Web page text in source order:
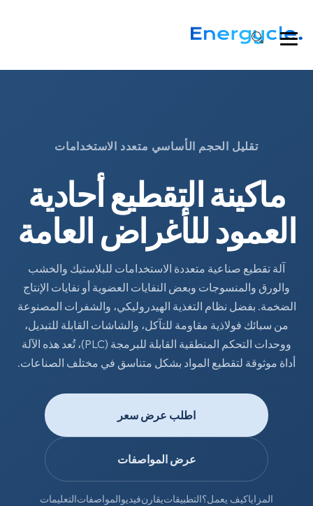
تقليل الحجم الأساسي متعدد الاستخدامات
ماكينة التقطيع أحادية
العمود للأغراض العامة
آلة تقطيع صناعية متعددة الاستخدامات للبلاستيك والخشب
والورق والمنسوجات وبعض النفايات العضوية أو نفايات الإنتاج
الضخمة. بفضل نظام التغذية الهيدروليكي، والشفرات المصنوعة
من سبائك فولاذية مقاومة للتآكل، والشاشات القابلة للتبديل،
ووحدات التحكم المنطقية القابلة للبرمجة (PLC)، تُعد هذه الآلة
أداة موثوقة لتقطيع المواد بشكل متناسق في مختلف الصناعات.
اطلب عرض سعر
عرض المواصفات
المزاياكيف يعمل؟التطبيقاتيقارنفيديوالمواصفاتالتعليمات